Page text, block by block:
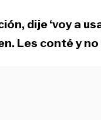
dije ‘voy a
Les conté y